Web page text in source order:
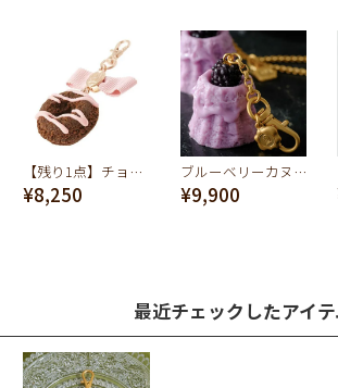
【残り1点】チョコレート ドーナッツ バッグチャーム
¥8,250
ブルーベリーカヌレ バッグチャーム
¥9,900
最近チェックしたアイ